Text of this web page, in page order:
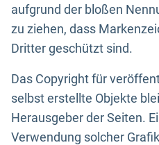
aufgrund der bloßen
zu ziehen, dass
Dritter geschützt sind.
Das Copyright für
selbst erstellte Objekte
Herausgeber der Seiten.
Verwendung solcher